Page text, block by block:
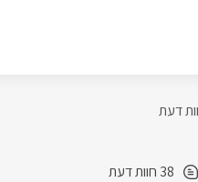
38 חוות דעת